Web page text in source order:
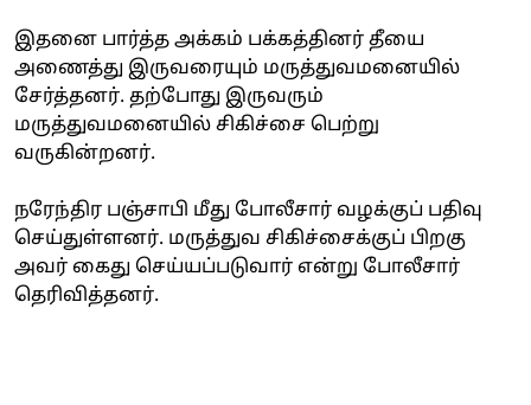
இதனை பார்த்த அக்கம் பக்கத்தினர் தீயை
அணைத்து இருவரையும் மருத்துவமனையில்
சேர்த்தனர். தற்போது இருவரும்
மருத்துவமனையில் சிகிச்சை பெற்று
வருகின்றனர்.
நரேந்திர பஞ்சாபி மீது போலீசார் வழக்குப் பதிவு
செய்துள்ளனர். மருத்துவ சிகிச்சைக்குப் பிறகு
அவர் கைது செய்யப்படுவார் என்று போலீசார்
தெரிவித்தனர்.